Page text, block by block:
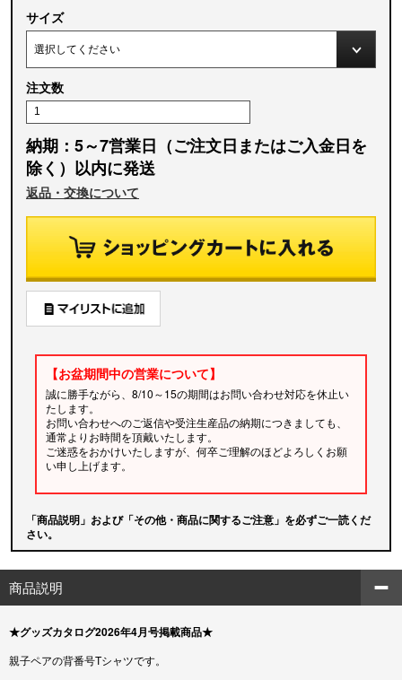
サイズ
注文数
納期：5～7営業日（ご注文日またはご入金日を
除く）以内に発送
返品・交換について
【お盆期間中の営業について】
誠に勝手ながら、8/10～15の期間はお問い合わせ対応を休止い
たします。
お問い合わせへのご返信や受注生産品の納期につきましても、
通常よりお時間を頂戴いたします。
ご迷惑をおかけいたしますが、何卒ご理解のほどよろしくお願
い申し上げます。
「商品説明」および「その他・商品に関するご注意」を必ずご一読くだ
さい。
商品説明
★グッズカタログ2026年4月号掲載商品★
親子ペアの背番号Tシャツです。